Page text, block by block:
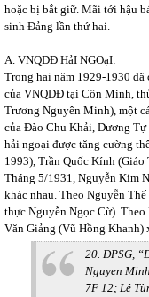
hoặc bị bắt giữ. Mãi tới hậu
sinh Đảng lần thứ hai.
A. VNQDĐ HảI NGOạI:
Trong hai năm 1929-1930
của VNQDĐ tại Côn Minh,
Trương Nguyên Minh), một
của Đào Chu Khải, Dương
hải ngoại được tăng cường
1993), Trần Quốc Kính
Tháng 5/1931, Nguyễn Kim
khác nhau. Theo Nguyễn
thực Nguyễn Ngọc Cừ).
Văn Giảng (Vũ Hồng Khanh)
20. DPSG,
Nguyen
7F 12; Lê